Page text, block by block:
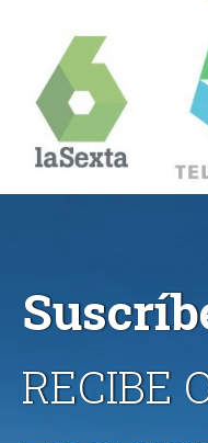
RECIBE